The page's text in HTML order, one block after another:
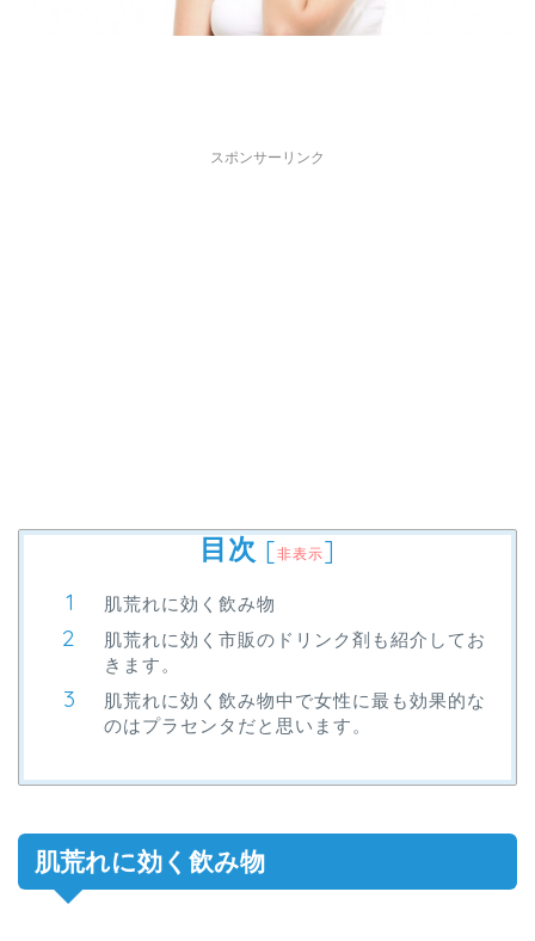
スポンサーリンク
目次 [非表示]
肌荒れに効く飲み物
肌荒れに効く市販のドリンク剤も紹介してお
きます。
肌荒れに効く飲み物中で女性に最も効果的な
のはプラセンタだと思います。
肌荒れに効く飲み物